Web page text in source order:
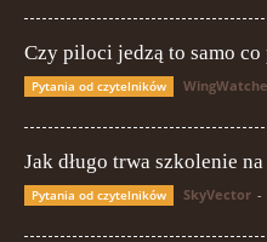
Czy piloci jedzą to samo co
Pytania od czytelników
Jak długo trwa szkolenie
Pytania od czytelników SkyVector -